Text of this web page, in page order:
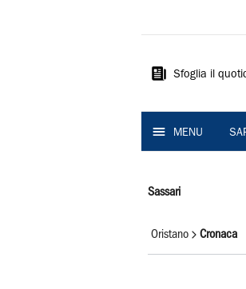
Sardegna
Sfoglia il
MENU
Sassari
Oristano Cronaca